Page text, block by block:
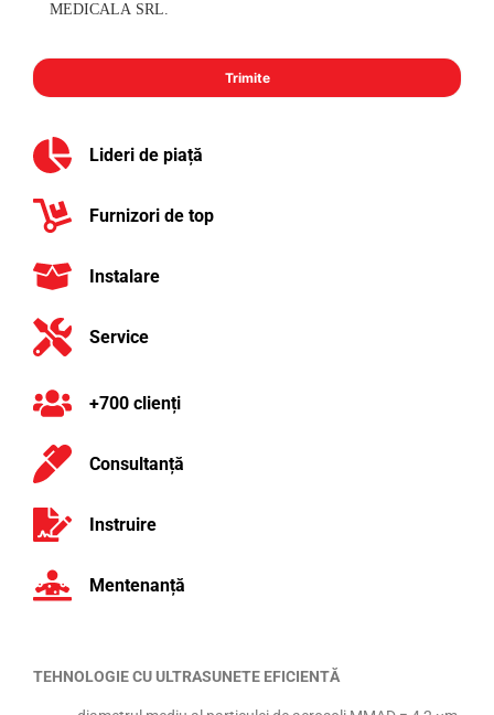
MEDICALA SRL.
Lideri de piață
Furnizori de top
Instalare
Service
+700 clienți
Consultanță
Instruire
Mentenanță
TEHNOLOGIE CU ULTRASUNETE EFICIENTĂ